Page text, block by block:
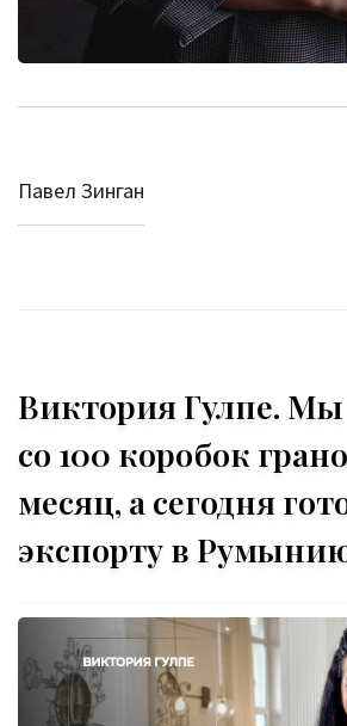
Павел Зинган
Виктория Гулпе.
со 100 коробок
месяц, а сегодня
экспорту в